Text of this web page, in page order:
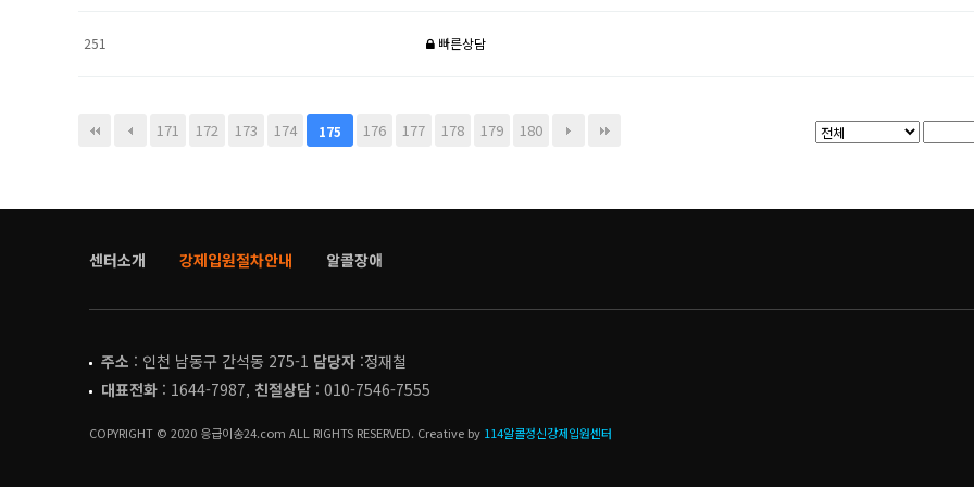
251 빠른상담
171 172 173 174 175 176 177 178 179 180
센터소개 강제입원절차안내 알콜장애
주소 : 인천 남동구 간석동 275-1 담당자 :정재철
대표전화 : 1644-7987, 친절상담 : 010-7546-7555
COPYRIGHT © 2020 응급이송24.com ALL RIGHTS RESERVED. Creative by 114알콜정신강제입원센터